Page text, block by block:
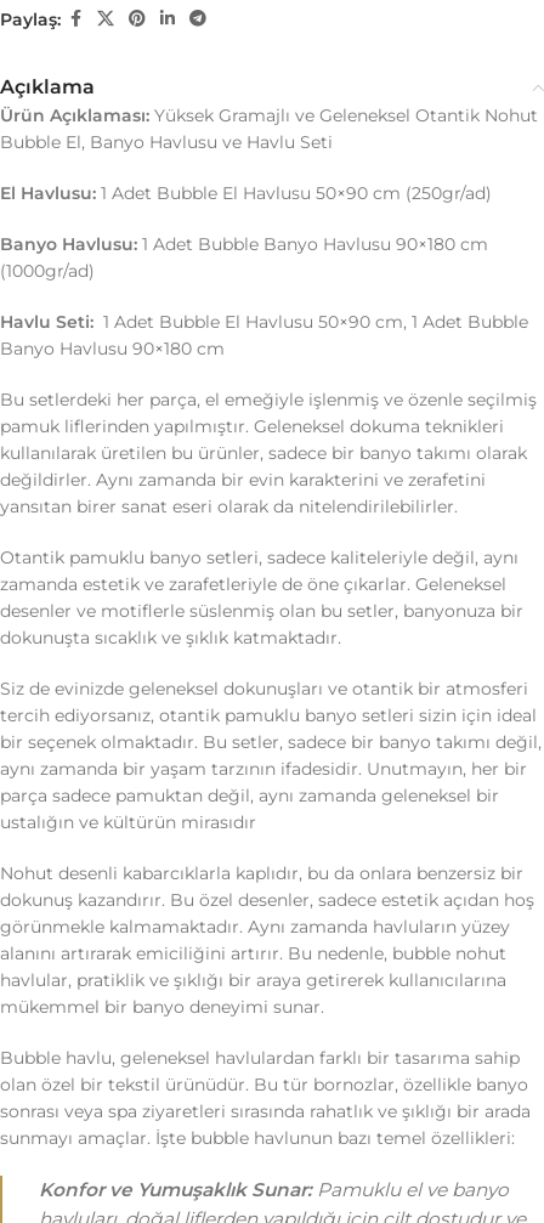
Paylaş:
Açıklama
Ürün Açıklaması: Yüksek Gramajlı ve Geleneksel Otantik Nohut
Bubble El, Banyo Havlusu ve Havlu Seti
El Havlusu: 1 Adet Bubble El Havlusu 50×90 cm (250gr/ad)
Banyo Havlusu: 1 Adet Bubble Banyo Havlusu 90×180 cm
(1000gr/ad)
Havlu Seti: 1 Adet Bubble El Havlusu 50×90 cm, 1 Adet Bubble
Banyo Havlusu 90×180 cm
Bu setlerdeki her parça, el emeğiyle işlenmiş ve özenle seçilmiş
pamuk liflerinden yapılmıştır. Geleneksel dokuma teknikleri
kullanılarak üretilen bu ürünler, sadece bir banyo takımı olarak
değildirler. Aynı zamanda bir evin karakterini ve zerafetini
yansıtan birer sanat eseri olarak da nitelendirilebilirler.
Otantik pamuklu banyo setleri, sadece kaliteleriyle değil, aynı
zamanda estetik ve zarafetleriyle de öne çıkarlar. Geleneksel
desenler ve motiflerle süslenmiş olan bu setler, banyonuza bir
dokunuşta sıcaklık ve şıklık katmaktadır.
Siz de evinizde geleneksel dokunuşları ve otantik bir atmosferi
tercih ediyorsanız, otantik pamuklu banyo setleri sizin için ideal
bir seçenek olmaktadır. Bu setler, sadece bir banyo takımı değil,
aynı zamanda bir yaşam tarzının ifadesidir. Unutmayın, her bir
parça sadece pamuktan değil, aynı zamanda geleneksel bir
ustalığın ve kültürün mirasıdır
Nohut desenli kabarcıklarla kaplıdır, bu da onlara benzersiz bir
dokunuş kazandırır. Bu özel desenler, sadece estetik açıdan hoş
görünmekle kalmamaktadır. Aynı zamanda havluların yüzey
alanını artırarak emiciliğini artırır. Bu nedenle, bubble nohut
havlular, pratiklik ve şıklığı bir araya getirerek kullanıcılarına
mükemmel bir banyo deneyimi sunar.
Bubble havlu, geleneksel havlulardan farklı bir tasarıma sahip
olan özel bir tekstil ürünüdür. Bu tür bornozlar, özellikle banyo
sonrası veya spa ziyaretleri sırasında rahatlık ve şıklığı bir arada
sunmayı amaçlar. İşte bubble havlunun bazı temel özellikleri:
Konfor ve Yumuşaklık Sunar:Pamuklu el ve banyo